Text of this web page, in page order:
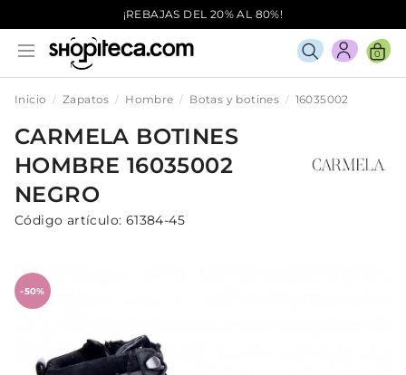
¡REBAJAS DEL 20% AL 80%!
0
Inicio Zapatos Hombre Botas y botines 16035002
CARMELA BOTINES
HOMBRE 16035002
NEGRO
Código artículo: 61384-45
-50%